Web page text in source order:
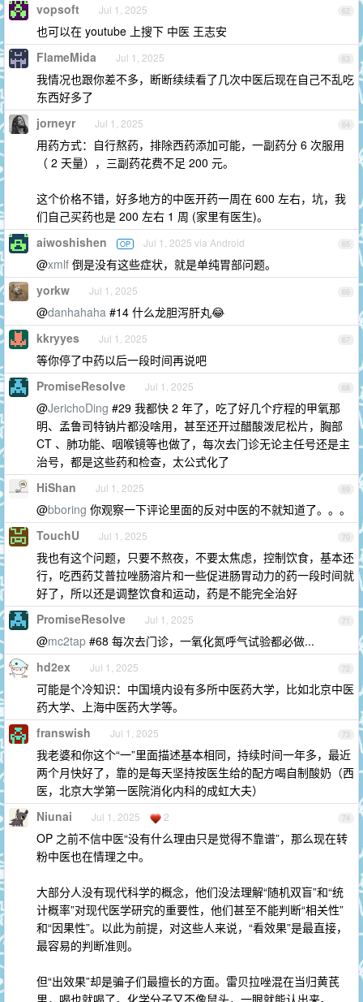
62
vopsoft Jul 1, 2025
也可以在 youtube 上搜下 中医 王志安
63
FlameMida Jul 1, 2025
我情况也跟你差不多，断断续续看了几次中医后现在自己不乱吃
东西好多了
64
jorneyr Jul 1, 2025
用药方式：自行熬药，排除西药添加可能，一副药分 6 次服用
（ 2 天量），三副药花费不足 200 元。
这个价格不错，好多地方的中医开药一周在 600 左右，坑，我
们自己买药也是 200 左右 1 周 (家里有医生)。
65
aiwoshishen OP Jul 1, 2025 via Android
@xmlf 倒是没有这些症状，就是单纯胃部问题。
66
yorkw Jul 1, 2025
@danhahaha #14 什么龙胆泻肝丸😂
67
kkryyes Jul 1, 2025
等你停了中药以后一段时间再说吧
68
PromiseResolve Jul 1, 2025
@JerichoDing #29 我都快 2 年了，吃了好几个疗程的甲氧那
明、孟鲁司特钠片都没啥用，甚至还开过醋酸泼尼松片，胸部
CT 、肺功能、咽喉镜等也做了，每次去门诊无论主任号还是主
治号，都是这些药和检查，太公式化了
69
HiShan Jul 1, 2025
@bboring 你观察一下评论里面的反对中医的不就知道了。。。
70
TouchU Jul 1, 2025
我也有这个问题，只要不熬夜，不要太焦虑，控制饮食，基本还
行，吃西药艾普拉唑肠溶片和一些促进肠胃动力的药一段时间就
好了，所以还是调整饮食和运动，药是不能完全治好
71
PromiseResolve Jul 1, 2025
@mc2tap #68 每次去门诊，一氧化氮呼气试验都必做...
72
hd2ex Jul 1, 2025
可能是个冷知识：中国境内设有多所中医药大学，比如北京中医
药大学、上海中医药大学等。
73
franswish Jul 1, 2025
我老婆和你这个“一”里面描述基本相同，持续时间一年多，最近
两个月快好了，靠的是每天坚持按医生给的配方喝自制酸奶（西
医，北京大学第一医院消化内科的成虹大夫）
74
Niunai Jul 1, 2025 2
OP 之前不信中医“没有什么理由只是觉得不靠谱”，那么现在转
粉中医也在情理之中。
大部分人没有现代科学的概念，他们没法理解“随机双盲”和“统
计概率”对现代医学研究的重要性，他们甚至不能判断“相关性”
和“因果性”。以此为前提，对这些人来说，“看效果”是最直接，
最容易的判断准则。
但“出效果”却是骗子们最擅长的方面。雷贝拉唑混在当归黄芪
里，喝也就喝了。化学分子又不像鼠头，一眼就能认出来。